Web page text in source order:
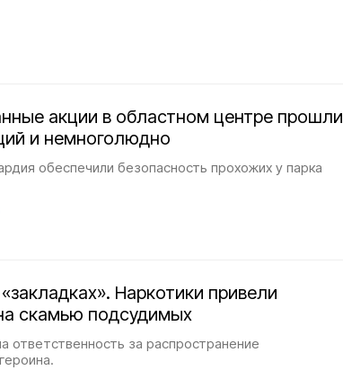
акции в областном центре прошли
и немноголюдно
обеспечили безопасность прохожих у парка
Наркотики привели
скамью подсудимых
ответственность за распространение